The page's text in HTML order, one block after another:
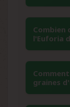
Les
Cette
l'Euforia
L'Euforia
en fait
graines